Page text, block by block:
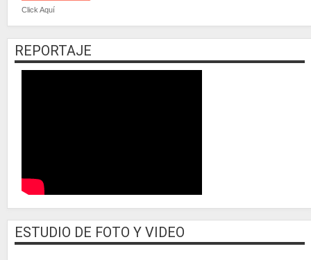
Click Aquí
REPORTAJE
ESTUDIO DE FOTO Y VIDEO